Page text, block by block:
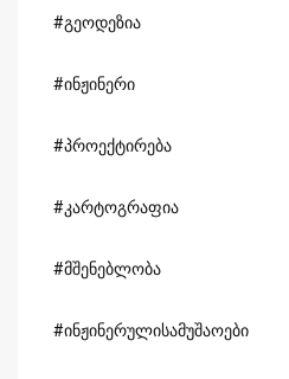
#გეოდეზია
#ინჟინერი
#პროექტირება
#კარტოგრაფია
#მშენებლობა
#ინჟინერულისამუშაოები